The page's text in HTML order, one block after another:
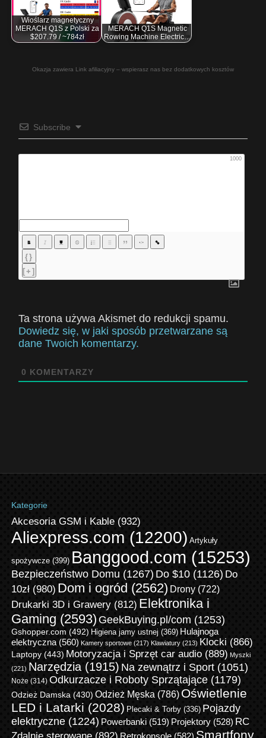
Wioślarz magnetyczny
MERACH Q1S z Polski za
$207.79 / ~784zł
MERACH Q1S Magnetic
Rowing Machine Electric…
Okazja zawiera Link afiliacyjny – wspierasz nas bez dodatkowych kosztów
Subscribe
1000
{}
[+]
Ta strona używa Akismet do redukcji spamu.
Dowiedz się, w jaki sposób przetwarzane są
dane Twoich komentarzy.
0 KOMENTARZY
Kategorie
Akcesoria GSM i Kable(932)
Aliexpress.com (12200) Artykuły
spożywcze(399) Banggood.com (15253)
Bezpieczeństwo Domu (1267) Do $10(1126) Do
10zł(980) Dom i ogród (2562) Drony(722)
Drukarki 3D i Grawery(812) Elektronika i
Gaming (2593) GeekBuying.pl/com (1253)
Gshopper.com (492) Higiena jamy ustnej (369) Hulajnoga
elektryczna(560) Kamery sportowe(217) Klawiatury(213) Klocki (866)
Laptopy(443) Motoryzacja i Sprzęt car audio(889) Myszki
(221) Narzędzia(1915) Na zewnątrz i Sport(1051)
Noże (314) Odkurzacze i Roboty Sprzątające(1179)
Odzież Damska(430) Odzież Męska (786) Oświetlenie
LED i Latarki (2028) Plecaki & Torby(336) Pojazdy
elektryczne(1224) Powerbanki(519) Projektory(528) RC
Retrokonsole(582) Smartfony